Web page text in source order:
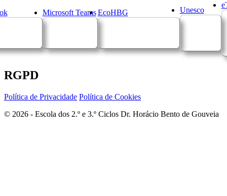
Microsoft Teams EcoHBG Unesco
RGPD
Política de Privacidade Política de Cookies
© 2026 - Escola dos 2.º e 3.º Ciclos Dr. Horácio Bento de Gouveia